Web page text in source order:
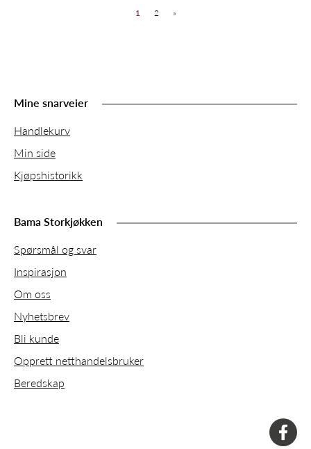
1 2 »
Mine snarveier
Handlekurv
Min side
Kjøpshistorikk
Bama Storkjøkken
Spørsmål og svar
Inspirasjon
Om oss
Nyhetsbrev
Bli kunde
Opprett netthandelsbruker
Beredskap